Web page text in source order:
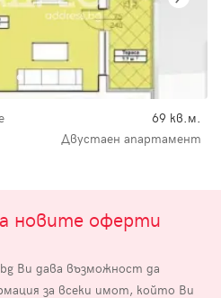
69 кв.м.
Двустаен апартамент
новите оферти
Ви дава възможност да
за всеки имот, който Ви